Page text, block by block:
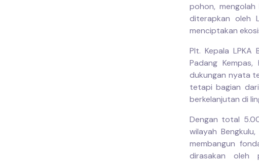
pohon, mengolah
diterapkan oleh
menciptakan
Plt. Kepala
Padang
dukungan nyata
tetapi bagian
berkelanjutan di
Dengan total
wilayah
membangun
dirasakan oleh